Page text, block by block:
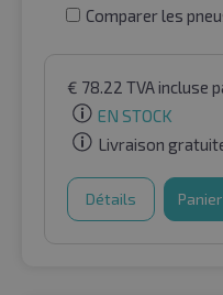
Comparer les
€ 78.22 TVA incluse
EN STOCK
Livraison
Détails